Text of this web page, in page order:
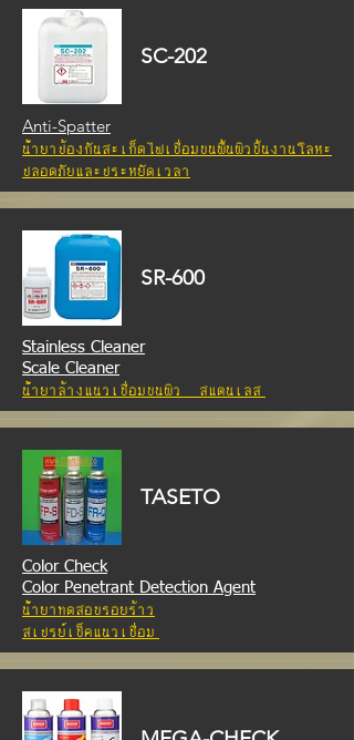
SC-202
Anti-Spatter
น้ำยาป้องกันสะเก็ดไฟเชื่อมบนพื้นผิวชิ้นงานโลหะ
ปลอดภัยและประหยัดเวลา
SR-600
Stainless Cleaner
Scale Cleaner
น้ำยาล้างแนวเชื่อมบนผิว สแตนเลส
TASETO
Color Check
Color Penetrant Detection Agent
น้ำยาทดสอบรอยร้าว
สเปรย์เช็คแนวเชื่อม